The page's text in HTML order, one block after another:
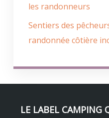
les randonneurs
Sentiers des
randonnée côtière
LE LABEL CAMPING